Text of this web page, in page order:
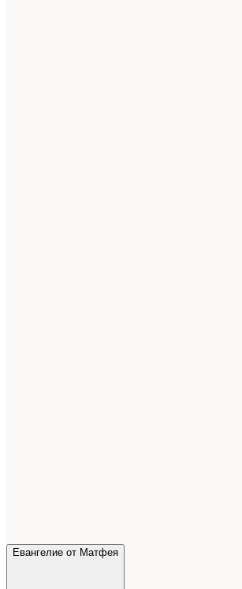
Евангелие от Матфея